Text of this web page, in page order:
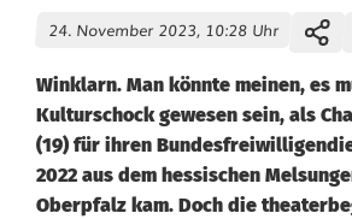
24. November 2023, 10:28 Uhr
Winklarn. Man könnte meinen, es
Kulturschock gewesen sein, als
(19) für ihren
2022 aus dem hessischen
Oberpfalz kam. Doch die